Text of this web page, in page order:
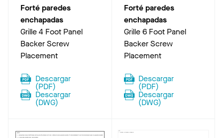
Forté paredes
enchapadas
Grille 4 Foot Panel
Backer Screw
Placement
Descargar
(PDF)
Descargar
(DWG)
Forté paredes
enchapadas
Grille 6 Foot Panel
Backer Screw
Placement
Descargar
(PDF)
Descargar
(DWG)